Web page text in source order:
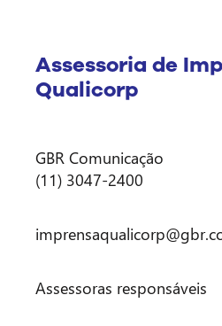
Assessoria de
Qualicorp
GBR Comunicação
(11) 3047-2400
Assessoras responsáveis